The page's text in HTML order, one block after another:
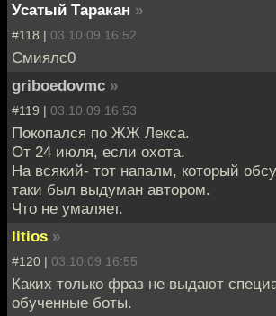
Усатый Таракан »
#118 | 03.10.09 16:52
Смиялс0
griboedovmc »
#119 | 03.10.09 16:53
Покопался по ЖЖ Лекса.
От 24 июля, если охота.
На всякий- тот напалм, который
таки был выдуман автором.
Что не умаляет.
litios »
#120 | 03.10.09 16:55
Каких только фраз не выдают
обученные боты.